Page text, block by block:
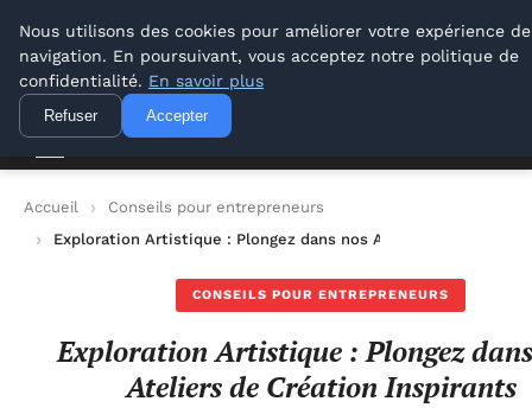
Lyon Photos
Lyon Photos
Accueil
Conseils pour entrepreneurs
Exploration Artistique : Plongez dans nos Ateliers de
CONSEILS POUR ENTREPRENEURS
Exploration Artistique : Plongez
Ateliers de Création Inspirants
Nous utilisons des cookies pour améliorer votre expérience de
navigation. En poursuivant, vous acceptez notre politique de
confidentialité. En savoir plus
Refuser Accepter